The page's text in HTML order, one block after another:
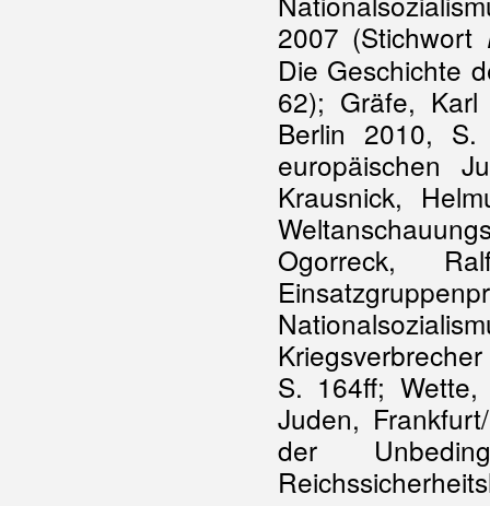
2007 (Stichwort
Die Geschichte
62); Gräfe, Karl
Berlin 2010,
europäischen
Krausnick,
Ogorreck,
S. 164ff; Wette,
Juden,
der